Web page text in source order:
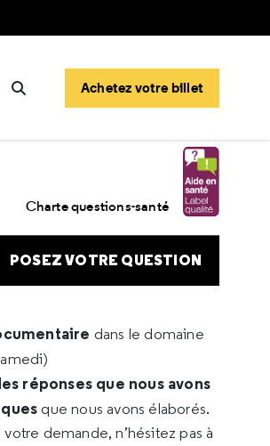
Rechercher
Achetez votre billet
Charte questions-santé
POSEZ VOTRE QUESTION
dans le domaine
réponses que nous avons
que nous avons élaborés.
demande, n’hésitez pas à